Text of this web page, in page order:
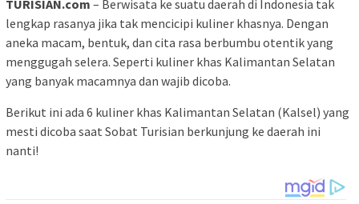
TURISIAN.com – Berwisata ke suatu daerah di Indonesia tak
lengkap rasanya jika tak mencicipi kuliner khasnya. Dengan
aneka macam, bentuk, dan cita rasa berbumbu otentik yang
menggugah selera. Seperti kuliner khas Kalimantan Selatan
yang banyak macamnya dan wajib dicoba.
Berikut ini ada 6 kuliner khas Kalimantan Selatan (Kalsel) yang
mesti dicoba saat Sobat Turisian berkunjung ke daerah ini
nanti!